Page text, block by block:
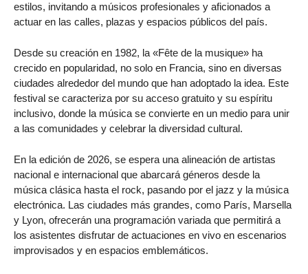
estilos, invitando a músicos profesionales y aficionados a
actuar en las calles, plazas y espacios públicos del país.
Desde su creación en 1982, la «Fête de la musique» ha
crecido en popularidad, no solo en Francia, sino en diversas
ciudades alrededor del mundo que han adoptado la idea. Este
festival se caracteriza por su acceso gratuito y su espíritu
inclusivo, donde la música se convierte en un medio para unir
a las comunidades y celebrar la diversidad cultural.
En la edición de 2026, se espera una alineación de artistas
nacional e internacional que abarcará géneros desde la
música clásica hasta el rock, pasando por el jazz y la música
electrónica. Las ciudades más grandes, como París, Marsella
y Lyon, ofrecerán una programación variada que permitirá a
los asistentes disfrutar de actuaciones en vivo en escenarios
improvisados y en espacios emblemáticos.